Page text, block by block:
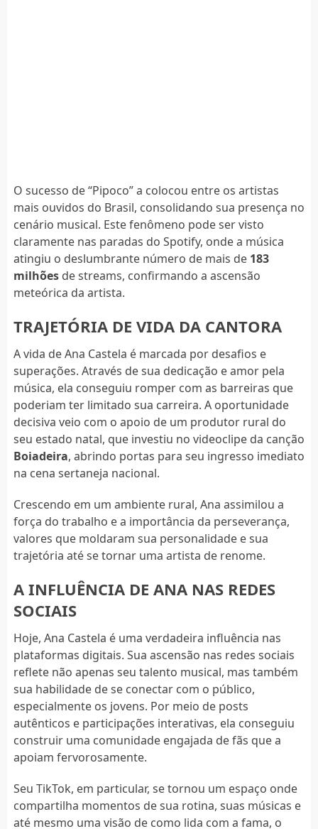
O sucesso de “Pipoco” a colocou entre os artistas
mais ouvidos do Brasil, consolidando sua presença no
cenário musical. Este fenômeno pode ser visto
claramente nas paradas do Spotify, onde a música
atingiu o deslumbrante número de mais de 183
milhõesde streams, confirmando a ascensão
meteórica da artista.
TRAJETÓRIA DE VIDA DA CANTORA
A vida de Ana Castela é marcada por desafios e
superações. Através de sua dedicação e amor pela
música, ela conseguiu romper com as barreiras que
poderiam ter limitado sua carreira. A oportunidade
decisiva veio com o apoio de um produtor rural do
seu estado natal, que investiu no videoclipe da canção
Boiadeira, abrindo portas para seu ingresso imediato
na cena sertaneja nacional.
Crescendo em um ambiente rural, Ana assimilou a
força do trabalho e a importância da perseverança,
valores que moldaram sua personalidade e sua
trajetória até se tornar uma artista de renome.
A INFLUÊNCIA DE ANA NAS REDES
SOCIAIS
Hoje, Ana Castela é uma verdadeira influência nas
plataformas digitais. Sua ascensão nas redes sociais
reflete não apenas seu talento musical, mas também
sua habilidade de se conectar com o público,
especialmente os jovens. Por meio de posts
autênticos e participações interativas, ela conseguiu
construir uma comunidade engajada de fãs que a
apoiam fervorosamente.
Seu TikTok, em particular, se tornou um espaço onde
compartilha momentos de sua rotina, suas músicas e
até mesmo uma visão de como lida com a fama, o